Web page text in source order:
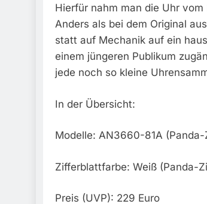
Hierfür nahm man die Uhr
Anders als bei dem Original
statt auf Mechanik auf ein
einem jüngeren Publikum
jede noch so kleine
In der Übersicht:
Modelle: AN3660-81A
Zifferblattfarbe: Weiß (Panda-
Preis (UVP): 229 Euro